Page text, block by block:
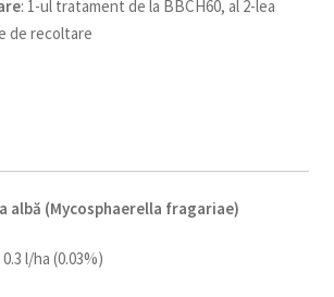
: 1-ul tratament de la BBCH60, al 2-lea
de recoltare
albă (Mycosphaerella fragariae)
0.3 l/ha (0.03%)